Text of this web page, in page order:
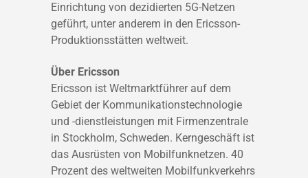
Einrichtung von dezidierten 5G-Netzen
geführt, unter anderem in den Ericsson-
Produktionsstätten weltweit.
Über Ericsson
Ericsson ist Weltmarktführer auf dem
Gebiet der Kommunikationstechnologie
und -dienstleistungen mit Firmenzentrale
in Stockholm, Schweden. Kerngeschäft ist
das Ausrüsten von Mobilfunknetzen. 40
Prozent des weltweiten Mobilfunkverkehrs